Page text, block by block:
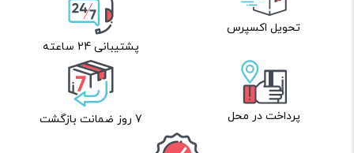
تحویل اکسپرس
پشتیبانی 24 ساعته
پرداخت در محل 7 روز ضمانت بازگشت